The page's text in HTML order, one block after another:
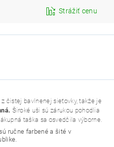
Strážiť cenu
čistej bavlnenej sieťovky, takže je
Široké uši sú zárukou pohodlia
taška sa osvedčila výborne.
ručne farbené a šité v